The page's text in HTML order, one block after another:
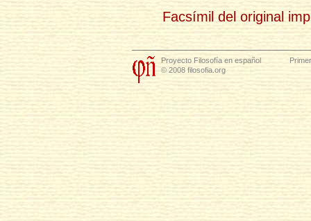
Facsímil del original
Proyecto Filosofía en español
© 2008 filosofia.org